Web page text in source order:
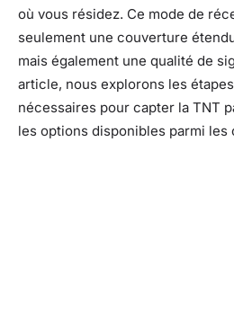
où vous résidez. Ce mode de
seulement une couverture
mais également une qualité de
article, nous explorons les
nécessaires pour capter la TNT
les options disponibles parmi les